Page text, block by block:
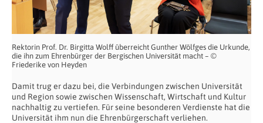
Rektorin Prof. Dr. Birgitta Wolff überreicht Gunther Wölfges die Urkunde,
die ihn zum Ehrenbürger der Bergischen Universität macht – ©
Friederike von Heyden
Damit trug er dazu bei, die Verbindungen zwischen Universität
und Region sowie zwischen Wissenschaft, Wirtschaft und Kultur
nachhaltig zu vertiefen. Für seine besonderen Verdienste hat die
Universität ihm nun die Ehrenbürgerschaft verliehen.